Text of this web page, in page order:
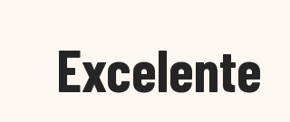
Excelente
Susana García Luis